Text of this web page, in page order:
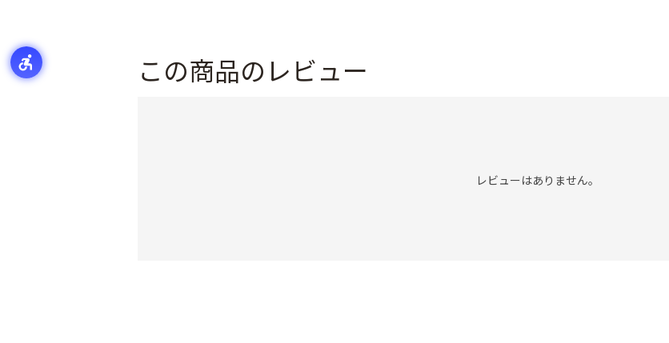
この商品のレビュー
レビューはありません。